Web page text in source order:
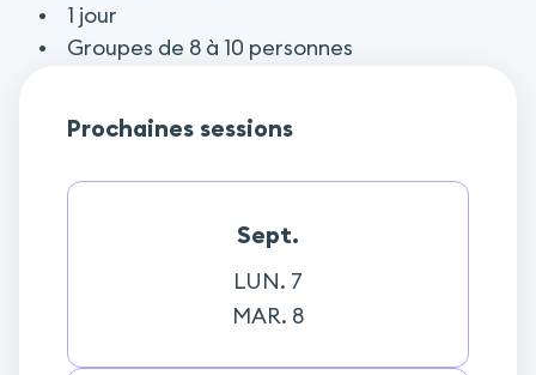
1 jour
Groupes de 8 à 10 personnes
Prochaines sessions
Sept.
LUN. 7
MAR. 8